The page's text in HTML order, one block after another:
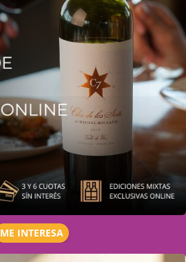
ME INTERESA